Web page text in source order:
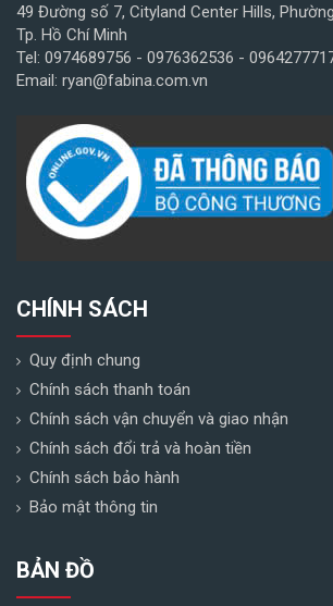
49 Đường số 7, Cityland Center Hills,
Tp. Hồ Chí Minh
Tel: 0974689756 - 0976362536 -
Email: ryan@fabina.com.vn
CHÍNH SÁCH
Quy định chung
Chính sách thanh toán
Chính sách vận chuyển và giao nhận
Chính sách đổi trả và hoàn tiền
Chính sách bảo hành
Bảo mật thông tin
BẢN ĐỒ